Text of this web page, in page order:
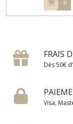
FRAIS
Dès 50€
Visa,